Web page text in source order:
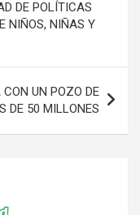
DE POLÍTICAS
NIÑOS, NIÑAS Y
UN POZO DE
DE 50 MILLONES